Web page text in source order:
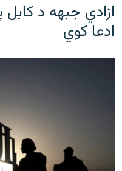
ازادي جبهه د
ادعا کوي